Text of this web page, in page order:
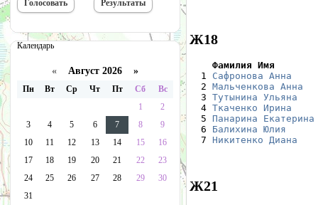
Календарь
« Август 2026 »
Пн Вт Ср Чт Пт Сб
Вс
1
2
3
4 5 6 7 8
9
10
11 12 13 14 15
16
17
18 19 20 21 22
23
24
25 26 27 28 29
30
31
Ж18
Фамилия Имя
1 Сафронова Анна
  2
Мальченкова Анна
  3
Тутынина Ульяна
  4
Ткаченко Ирина
  5
Панарина Екатерина
  6
Балихина Юлия
  7
Никитенко Диана
Ж21